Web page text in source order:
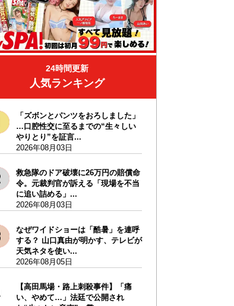
24時間更新
人気ランキング
「ズボンとパンツをおろしました」
…口腔性交に至るまでの“生々しい
やりとり”を証言...
2026年08月03日
救急隊のドア破壊に26万円の賠償命
令。元裁判官が訴える「現場を不当
に追い詰める」...
2026年08月03日
なぜワイドショーは「酷暑」を連呼
する？ 山口真由が明かす、テレビが
天気ネタを使い...
2026年08月05日
【高田馬場・路上刺殺事件】「痛
い、やめて…」法廷で公開され